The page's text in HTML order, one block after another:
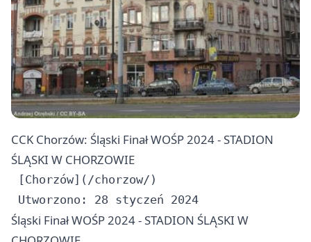
CCK Chorzów: Śląski Finał WOŚP 2024 - STADION
ŚLĄSKI W CHORZOWIE
[Chorzów](/chorzow/)
Śląski Finał WOŚP 2024 - STADION ŚLĄSKI W